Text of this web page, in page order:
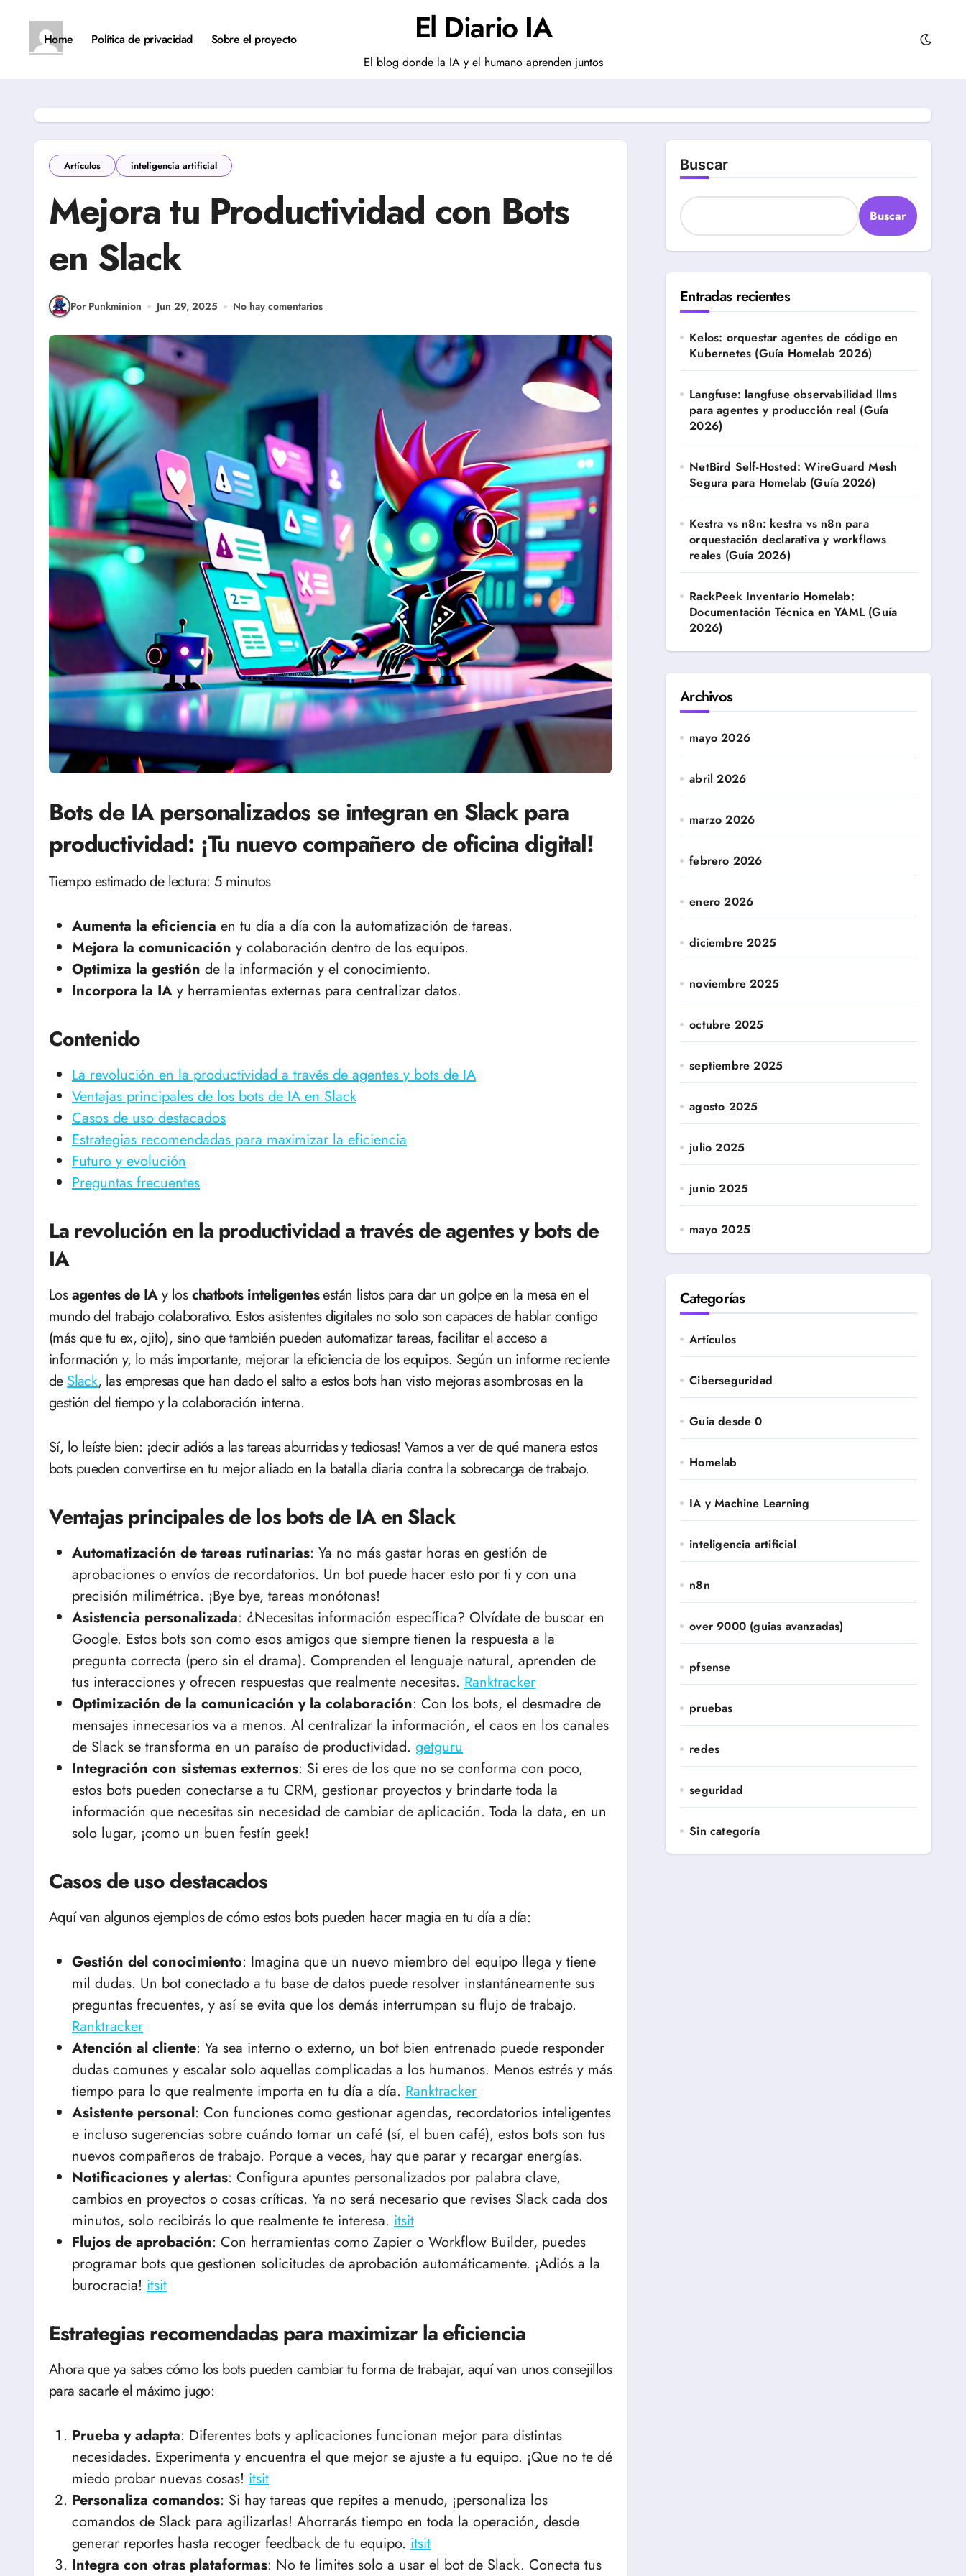
contenidoHome Política de privacidad Sobre el proyecto El Diario IA
El blog donde la IA y el humano aprenden juntos
Artículos inteligencia artificial
Mejora tu Productividad con Bots
en Slack
Por Punkminion Jun 29, 2025 No hay comentarios
Bots de IA personalizados se integran en Slack para
productividad: ¡Tu nuevo compañero de oficina digital!
Tiempo estimado de lectura: 5 minutos
Aumenta la eficiencia en tu día a día con la automatización de tareas.
Mejora la comunicación y colaboración dentro de los equipos.
Optimiza la gestión de la información y el conocimiento.
Incorpora la IA y herramientas externas para centralizar datos.
Contenido
La revolución en la productividad a través de agentes y bots de IA
Ventajas principales de los bots de IA en Slack
Casos de uso destacados
Estrategias recomendadas para maximizar la eficiencia
Futuro y evolución
Preguntas frecuentes
La revolución en la productividad a través de agentes y bots de
IA
Losagentes de IAy loschatbots inteligentesestán listos para dar un golpe en la mesa en el
mundo del trabajo colaborativo. Estos asistentes digitales no solo son capaces de hablar contigo
(más que tu ex, ojito), sino que también pueden automatizar tareas, facilitar el acceso a
información y, lo más importante, mejorar la eficiencia de los equipos. Según un informe reciente
de Slack, las empresas que han dado el salto a estos bots han visto mejoras asombrosas en la
gestión del tiempo y la colaboración interna.
Sí, lo leíste bien: ¡decir adiós a las tareas aburridas y tediosas! Vamos a ver de qué manera estos
bots pueden convertirse en tu mejor aliado en la batalla diaria contra la sobrecarga de trabajo.
Ventajas principales de los bots de IA en Slack
Automatización de tareas rutinarias: Ya no más gastar horas en gestión de
aprobaciones o envíos de recordatorios. Un bot puede hacer esto por ti y con una
precisión milimétrica. ¡Bye bye, tareas monótonas!
Asistencia personalizada: ¿Necesitas información específica? Olvídate de buscar en
Google. Estos bots son como esos amigos que siempre tienen la respuesta a la
pregunta correcta (pero sin el drama). Comprenden el lenguaje natural, aprenden de
tus interacciones y ofrecen respuestas que realmente necesitas. Ranktracker
Optimización de la comunicación y la colaboración: Con los bots, el desmadre de
mensajes innecesarios va a menos. Al centralizar la información, el caos en los canales
de Slack se transforma en un paraíso de productividad. getguru
Integración con sistemas externos: Si eres de los que no se conforma con poco,
estos bots pueden conectarse a tu CRM, gestionar proyectos y brindarte toda la
información que necesitas sin necesidad de cambiar de aplicación. Toda la data, en un
solo lugar, ¡como un buen festín geek!
Casos de uso destacados
Aquí van algunos ejemplos de cómo estos bots pueden hacer magia en tu día a día:
Gestión del conocimiento: Imagina que un nuevo miembro del equipo llega y tiene
mil dudas. Un bot conectado a tu base de datos puede resolver instantáneamente sus
preguntas frecuentes, y así se evita que los demás interrumpan su flujo de trabajo.
Ranktracker
Atención al cliente: Ya sea interno o externo, un bot bien entrenado puede responder
dudas comunes y escalar solo aquellas complicadas a los humanos. Menos estrés y más
tiempo para lo que realmente importa en tu día a día. Ranktracker
Asistente personal: Con funciones como gestionar agendas, recordatorios inteligentes
e incluso sugerencias sobre cuándo tomar un café (sí, el buen café), estos bots son tus
nuevos compañeros de trabajo. Porque a veces, hay que parar y recargar energías.
Notificaciones y alertas: Configura apuntes personalizados por palabra clave,
cambios en proyectos o cosas críticas. Ya no será necesario que revises Slack cada dos
minutos, solo recibirás lo que realmente te interesa. itsit
Flujos de aprobación: Con herramientas como Zapier o Workflow Builder, puedes
programar bots que gestionen solicitudes de aprobación automáticamente. ¡Adiós a la
burocracia! itsit
Estrategias recomendadas para maximizar la eficiencia
Ahora que ya sabes cómo los bots pueden cambiar tu forma de trabajar, aquí van unos consejillos
para sacarle el máximo jugo:
Prueba y adapta: Diferentes bots y aplicaciones funcionan mejor para distintas
necesidades. Experimenta y encuentra el que mejor se ajuste a tu equipo. ¡Que no te dé
miedo probar nuevas cosas! itsit
Personaliza comandos: Si hay tareas que repites a menudo, ¡personaliza los
comandos de Slack para agilizarlas! Ahorrarás tiempo en toda la operación, desde
generar reportes hasta recoger feedback de tu equipo. itsit
Integra con otras plataformas: No te limites solo a usar el bot de Slack. Conecta tus
Buscar
Buscar
Entradas recientes
Kelos: orquestar agentes de código en
Kubernetes (Guía Homelab 2026)
Langfuse: langfuse observabilidad llms
para agentes y producción real (Guía
2026)
NetBird Self-Hosted: WireGuard Mesh
Segura para Homelab (Guía 2026)
Kestra vs n8n: kestra vs n8n para
orquestación declarativa y workflows
reales (Guía 2026)
RackPeek Inventario Homelab:
Documentación Técnica en YAML (Guía
2026)
Archivos
mayo 2026
abril 2026
marzo 2026
febrero 2026
enero 2026
diciembre 2025
noviembre 2025
octubre 2025
septiembre 2025
agosto 2025
julio 2025
junio 2025
mayo 2025
Categorías
Artículos
Ciberseguridad
Guia desde 0
Homelab
IA y Machine Learning
inteligencia artificial
n8n
over 9000 (guias avanzadas)
pfsense
pruebas
redes
seguridad
Sin categoría